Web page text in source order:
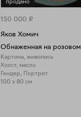
продано
150 000 ₽
Яков Хомич
Обнаженная на розовом
Картина, живопись
Холст, масло
Гендер, Портрет
100 x 80 см